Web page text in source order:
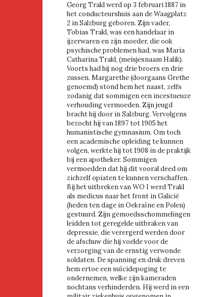
Georg Trakl werd op 3 februari 1887 in
het conducteurshuis aan de Waagplatz
2 in Salzburg geboren. Zijn vader,
Tobias Trakl, was een handelaar in
ijzerwaren en zijn moeder, die ook
psychische problemen had, was Maria
Catharina Trakl, (meisjesnaam Halik).
Voorts had hij nog drie broers en drie
zussen. Margarethe (doorgaans Grethe
genoemd) stond hem het naast, zelfs
zodanig dat sommigen een incestueuze
verhouding vermoeden. Zijn jeugd
bracht hij door in Salzburg. Vervolgens
bezocht hij van 1897 tot 1905 het
humanistische gymnasium. Om toch
een academische opleiding te kunnen
volgen, werkte hij tot 1908 in de praktijk
bij een apotheker. Sommigen
vermoedden dat hij dit vooral deed om
zichzelf opiaten te kunnen verschaffen.
Bij het uitbreken van WO I werd Trakl
als medicus naar het front in Galicië
(heden ten dage in Oekraïne en Polen)
gestuurd. Zijn gemoedsschommelingen
leidden tot geregelde uitbraken van
depressie, die verergerd werden door
de afschuw die hij voelde voor de
verzorging van de ernstig verwonde
soldaten. De spanning en druk dreven
hem ertoe een suïcidepoging te
ondernemen, welke zijn kameraden
nochtans verhinderden. Hij werd in een